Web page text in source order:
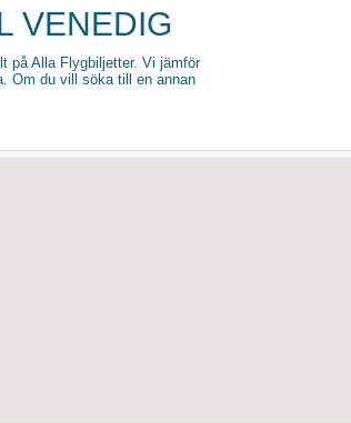
VENEDIG
på Alla Flygbiljetter. Vi jämför
Om du vill söka till en annan